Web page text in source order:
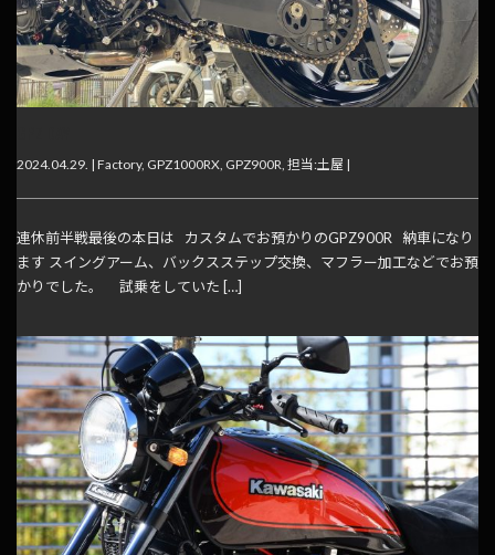
2024.04.29. | Factory, GPZ1000RX, GPZ900R, 担当:土屋 |
連休前半戦最後の本日は カスタムでお預かりのGPZ900R 納車になり
ます スイングアーム、バックスステップ交換、マフラー加工などでお預
かりでした。 試乗をしていた […]